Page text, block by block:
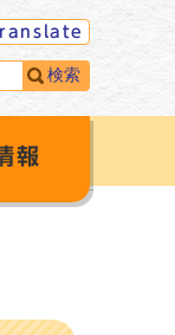
検索
報